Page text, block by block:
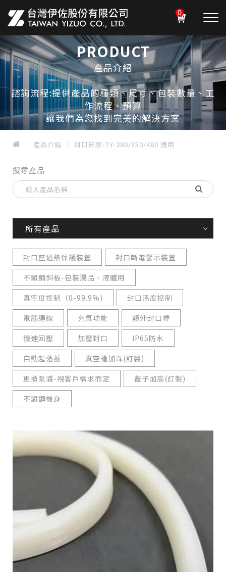
0
PRODUCT
產品介紹
諮詢流程:提供產品的種類、尺寸、包裝數量、工
作流程、預算
讓我們為您找到完美的解決方案
產品介紹 封口矽膠-TY-280/350/480 適用
搜尋產品
所有產品
封口座過熱保護裝置
封口斷電警示裝置
不鏽鋼斜板-包裝湯品、液體用
真空度控制（0-99.9%)
封口溫度控制
電腦連線
充氣功能
額外封口棒
慢速回壓
加壓封口
IP65防水
自動起落蓋
真空槽加深(訂製)
更換泵浦-視客戶需求而定
蓋子加高(訂製)
不鏽鋼機身